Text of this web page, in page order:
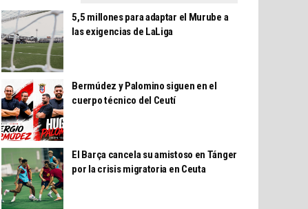
5,5 millones para adaptar el Murube a
las exigencias de LaLiga
Bermúdez y Palomino siguen en el
cuerpo técnico del Ceutí
El Barça cancela su amistoso en Tánger
por la crisis migratoria en Ceuta